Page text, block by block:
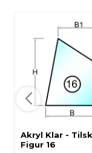
Akryl Klar -
Figur 16